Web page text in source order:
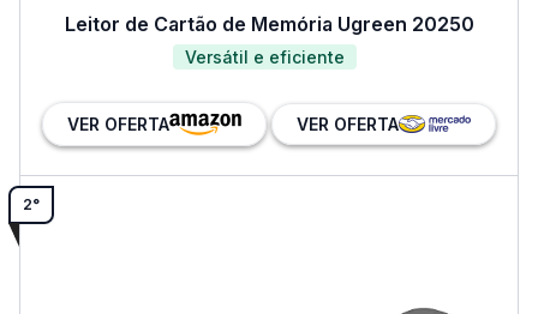
Leitor de Cartão de Memória Ugreen 20250
Versátil e eficiente
VER OFERTA VER OFERTA
2°